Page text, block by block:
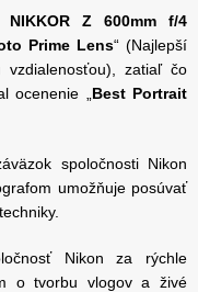
NIKKOR Z 600mm f/4
Prime Lens“ (Najlepší
vzdialenosťou), zatiaľ čo
ocenenie „ Best Portrait
spoločnosti Nikon
umožňuje posúvať
Nikon za rýchle
o tvorbu vlogov a živé